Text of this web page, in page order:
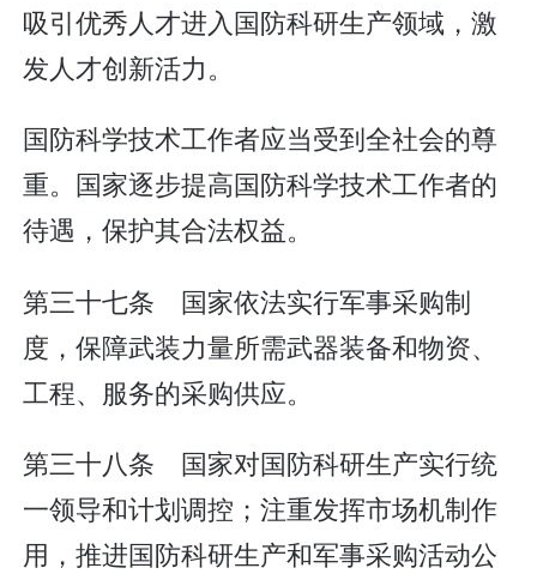
吸引优秀人才进入国防科研生产领域，激
发人才创新活力。
国防科学技术工作者应当受到全社会的尊
重。国家逐步提高国防科学技术工作者的
待遇，保护其合法权益。
第三十七条 国家依法实行军事采购制
度，保障武装力量所需武器装备和物资、
工程、服务的采购供应。
第三十八条 国家对国防科研生产实行统
一领导和计划调控；注重发挥市场机制作
用，推进国防科研生产和军事采购活动公